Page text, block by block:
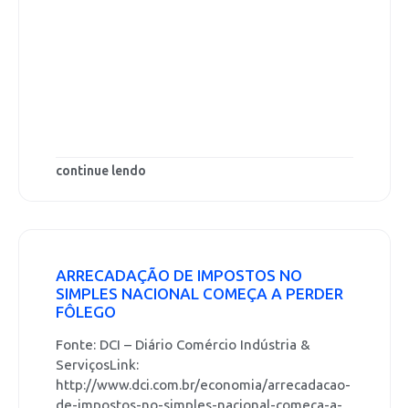
continue lendo
ARRECADAÇÃO DE IMPOSTOS NO
SIMPLES NACIONAL COMEÇA A PERDER
FÔLEGO
Fonte: DCI – Diário Comércio Indústria &
ServiçosLink:
http://www.dci.com.br/economia/arrecadacao-